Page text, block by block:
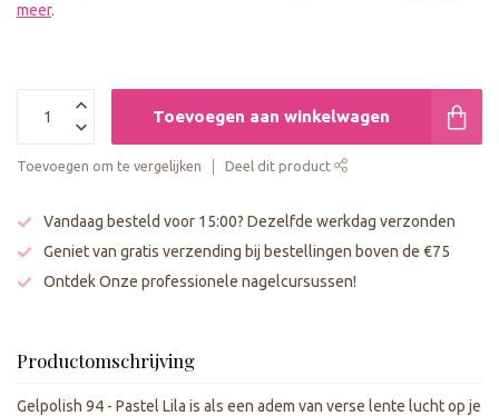
meer.
Toevoegen aan winkelwagen
Toevoegen om te vergelijken Deel dit product
Vandaag besteld voor 15:00? Dezelfde werkdag verzonden
Geniet van gratis verzending bij bestellingen boven de €75
Ontdek Onze professionele nagelcursussen!
Productomschrijving
Gelpolish 94 - Pastel Lila is als een adem van verse lente lucht op je